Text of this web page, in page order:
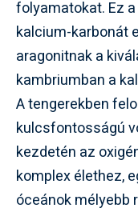
folyamatokat. Ez
kalcium-karbonát
aragonitnak a
kambriumban a
A tengerekben
kulcsfontosságú
kezdetén az
komplex élethez,
óceánok mélyebb